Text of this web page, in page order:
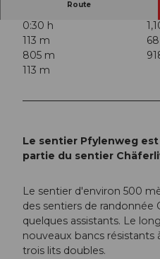
Route
0:30 h
113 m
805 m
113 m
Le sentier Pfylenweg
partie du sentier
Le sentier d'environ 500
des sentiers de randonnée
quelques assistants. Le
nouveaux bancs
trois lits doubles.